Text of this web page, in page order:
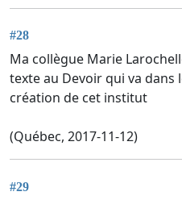
#28
Ma collègue Marie
texte au Devoir qui va dans
création de cet institut
(Québec, 2017-11-12)
#29